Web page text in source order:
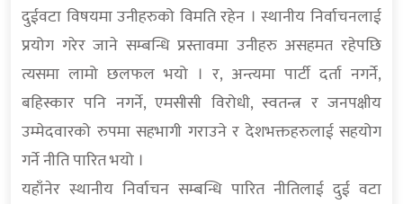
दुईवटा विषयमा उनीहरुको विमति रहेन । स्थानीय निर्वाचनलाई
प्रयोग गरेर जाने सम्बन्धि प्रस्तावमा उनीहरु असहमत रहेपछि
त्यसमा लामो छलफल भयो । र, अन्त्यमा पार्टी दर्ता नगर्ने,
बहिस्कार पनि नगर्ने, एमसीसी विरोधी, स्वतन्त्र र जनपक्षीय
उम्मेदवारको रुपमा सहभागी गराउने र देशभक्तहरुलाई सहयोग
गर्ने नीति पारित भयो ।
यहाँनेर स्थानीय निर्वाचन सम्बन्धि पारित नीतिलाई दुई वटा